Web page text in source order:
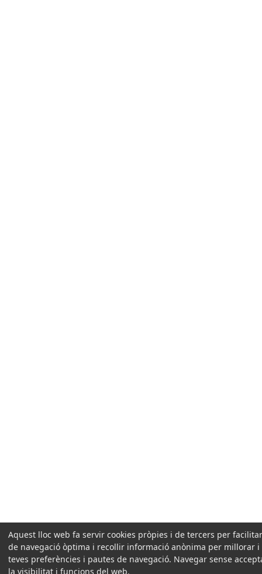
Aquest lloc web fa servir cookies pròpies i de tercers per
de navegació òptima i recollir informació anònima per millorar i
teves preferències i pautes de navegació. Navegar sense
la visibilitat i funcions del web.